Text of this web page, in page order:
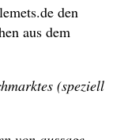
den
aus dem
(speziell